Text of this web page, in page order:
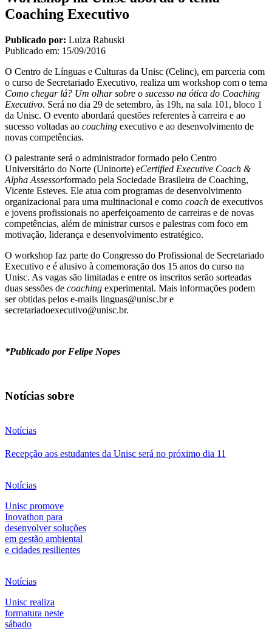
Coaching Executivo
Publicado por: Luiza Rabuski
Publicado em: 15/09/2016
O Centro de Línguas e Culturas da Unisc (Celinc), em parceria com
o curso de Secretariado Executivo, realiza um workshop com o tema
Como chegar lá? Um olhar sobre o sucesso na ótica do Coaching
Executivo. Será no dia 29 de setembro, às 19h, na sala 101, bloco 1
da Unisc. O evento abordará questões referentes à carreira e ao
sucesso voltadas ao coaching executivo e ao desenvolvimento de
novas competências.
O palestrante será o administrador formado pelo Centro
Universitário do Norte (Uninorte) eCertified Executive Coach &
Alpha Assessorformado pela Sociedade Brasileira de Coaching,
Vicente Esteves. Ele atua com programas de desenvolvimento
organizacional para uma multinacional e como coach de executivos
e jovens profissionais no aperfeiçoamento de carreiras e de novas
competências, além de ministrar cursos e palestras com foco em
motivação, liderança e desenvolvimento estratégico.
O workshop faz parte do Congresso do Profissional de Secretariado
Executivo e é alusivo à comemoração dos 15 anos do curso na
Unisc. As vagas são limitadas e entre os inscritos serão sorteadas
duas sessões de coaching experimental. Mais informações podem
ser obtidas pelos e-mails linguas@unisc.bre
secretariadoexecutivo@unisc.br.
*Publicado por Felipe Nopes
Notícias sobre
Notícias
Recepção aos estudantes da Unisc será no próximo dia 11
Notícias
Unisc promove
Inovathon para
desenvolver soluções
em gestão ambiental
e cidades resilientes
Notícias
Unisc realiza
formatura neste
sábado